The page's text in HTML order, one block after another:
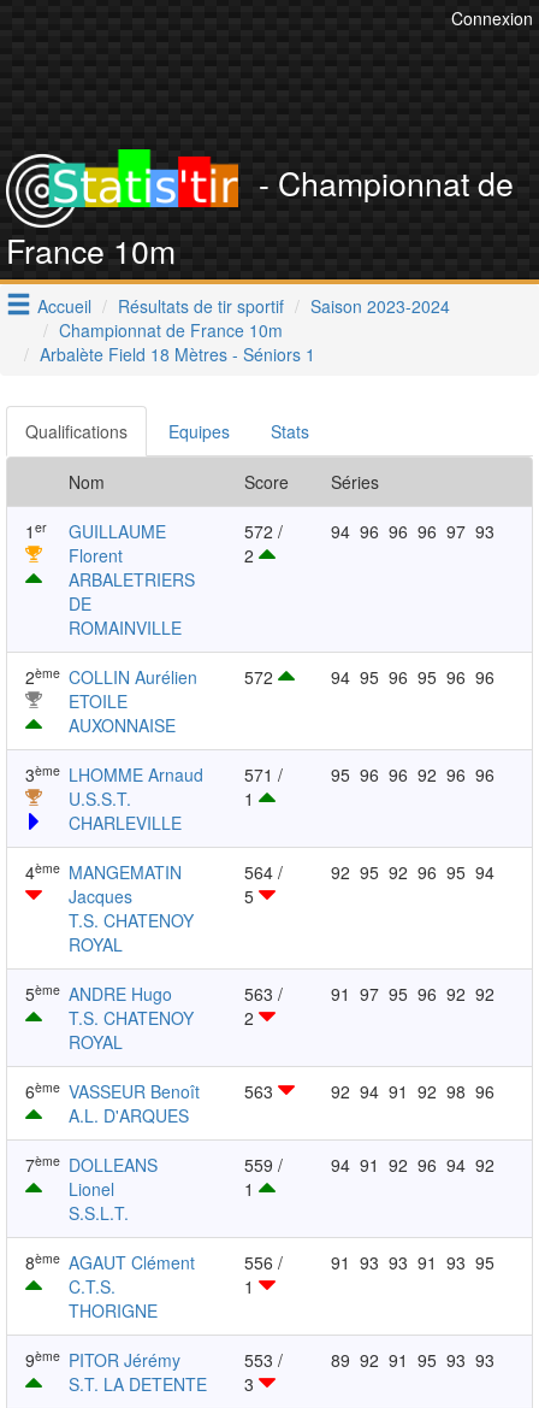
Connexion
- Championnat de
France 10m
Accueil Résultats de tir sportif
Saison 2023-2024
Championnat de France 10m
Arbalète Field 18 Mètres - Séniors 1
Qualifications Equipes Stats
Nom Score Séries
1 er
GUILLAUME
Florent
ARBALETRIERS
DE
ROMAINVILLE
572 /
2
94 96 96 96 97 93
2ème COLLIN Aurélien
ETOILE
AUXONNAISE
572 94 95 96 95 96 96
3ème LHOMME Arnaud
U.S.S.T.
CHARLEVILLE
571 /
1
95 96 96 92 96 96
4ème MANGEMATIN
Jacques
T.S. CHATENOY
ROYAL
564 /
5
92 95 92 96 95 94
5ème ANDRE Hugo
T.S. CHATENOY
ROYAL
563 /
2
91 97 95 96 92 92
6ème VASSEUR Benoît
A.L. D'ARQUES
563 92 94 91 92 98 96
7ème DOLLEANS
Lionel
S.S.L.T.
559 /
1
94 91 92 96 94 92
8ème AGAUT Clément
C.T.S.
THORIGNE
556 /
1
91 93 93 91 93 95
9ème PITOR Jérémy
S.T. LA DETENTE
553 /
3
89 92 91 95 93 93